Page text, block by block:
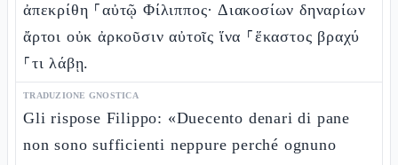
ἀπεκρίθη ⸀αὐτῷ Φίλιππος· Διακοσίων δηναρίων
ἄρτοι οὐκ ἀρκοῦσιν αὐτοῖς ἵνα ⸀ἕκαστος βραχύ
⸀τι λάβῃ.
TRADUZIONE GNOSTICA
Gli rispose Filippo: «Duecento denari di pane
non sono sufficienti neppure perché ognuno